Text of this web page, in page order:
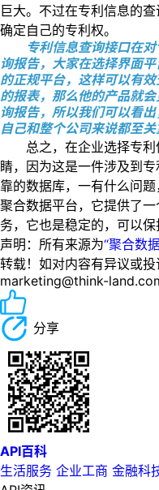
巨大。不过在专利信息的
确定自己的专利权。
专利信息查询接口在
询报告，大家在选择界面
的正规平台，这样可以有
的报表，那么他的产品就
询报告，所以我们可以看
自己和整个公司来说都至关
总之，在企业选择专利
睛，因为这是一件涉及到
靠的数据库，一有什么问
聚合数据平台，它提供了
务，它也是稳定的，可以保
声明：所有来源为“聚合数
转载！如对内容有异议或投
marketing@think-
分享
API百科
生活服务 企业工商 金融科